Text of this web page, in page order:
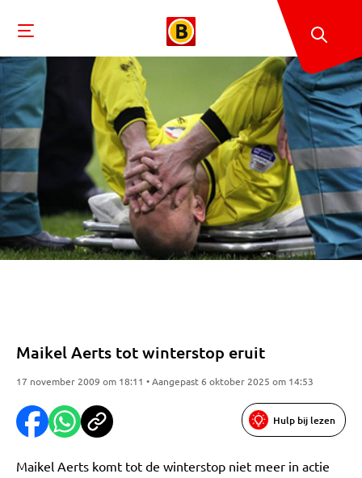
Maikel Aerts tot winterstop eruit
17 november 2009 om 18:11 • Aangepast 6 oktober 2025 om 14:53
Hulp bij lezen
Maikel Aerts komt tot de winterstop niet meer in actie